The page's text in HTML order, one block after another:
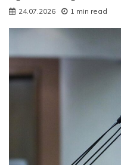
24.07.2026 1 min read